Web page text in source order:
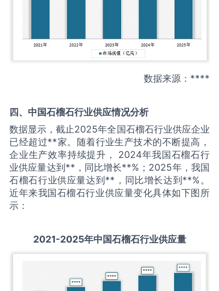
数据来源：****
四、中国石榴石行业供应情况分析
数据显示，截止2025年全国石榴石行业供应企业
已经超过**家。随着行业生产技术的不断提高，
企业生产效率持续提升， 2024年我国石榴石行
业供应量达到**，同比增长**%；2025年，我国
石榴石行业供应量达到**，同比增长达到**%。
近年来我国石榴石行业供应量变化具体如下图所
示：
2021-2025年中国石榴石行业供应量